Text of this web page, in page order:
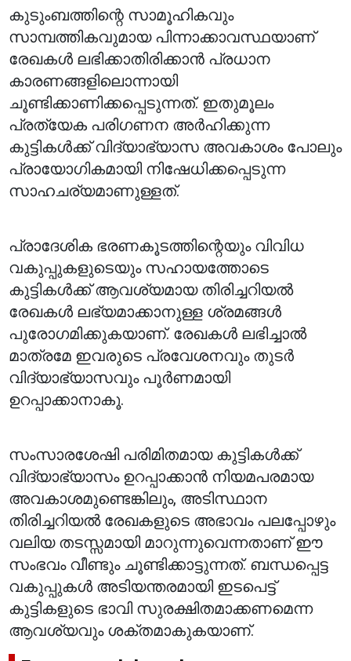
കുടുംബത്തിന്റെ സാമൂഹികവും
സാമ്പത്തികവുമായ പിന്നാക്കാവസ്ഥയാണ്
രേഖകൾ ലഭിക്കാതിരിക്കാൻ പ്രധാന
കാരണങ്ങളിലൊന്നായി
ചൂണ്ടിക്കാണിക്കപ്പെടുന്നത്. ഇതുമൂലം
പ്രത്യേക പരിഗണന അർഹിക്കുന്ന
കുട്ടികൾക്ക് വിദ്യാഭ്യാസ അവകാശം പോലും
പ്രായോഗികമായി നിഷേധിക്കപ്പെടുന്ന
സാഹചര്യമാണുള്ളത്.
പ്രാദേശിക ഭരണകൂടത്തിന്റെയും വിവിധ
വകുപ്പുകളുടെയും സഹായത്തോടെ
കുട്ടികൾക്ക് ആവശ്യമായ തിരിച്ചറിയൽ
രേഖകൾ ലഭ്യമാക്കാനുള്ള ശ്രമങ്ങൾ
പുരോഗമിക്കുകയാണ്. രേഖകൾ ലഭിച്ചാൽ
മാത്രമേ ഇവരുടെ പ്രവേശനവും തുടർ
വിദ്യാഭ്യാസവും പൂർണമായി
ഉറപ്പാക്കാനാകൂ.
സംസാരശേഷി പരിമിതമായ കുട്ടികൾക്ക്
വിദ്യാഭ്യാസം ഉറപ്പാക്കാൻ നിയമപരമായ
അവകാശമുണ്ടെങ്കിലും, അടിസ്ഥാന
തിരിച്ചറിയൽ രേഖകളുടെ അഭാവം പലപ്പോഴും
വലിയ തടസ്സമായി മാറുന്നുവെന്നതാണ് ഈ
സംഭവം വീണ്ടും ചൂണ്ടിക്കാട്ടുന്നത്. ബന്ധപ്പെട്ട
വകുപ്പുകൾ അടിയന്തരമായി ഇടപെട്ട്
കുട്ടികളുടെ ഭാവി സുരക്ഷിതമാക്കണമെന്ന
ആവശ്യവും ശക്തമാകുകയാണ്.